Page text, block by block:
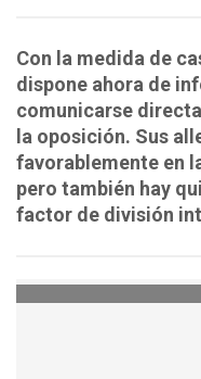
Con la medida de
dispone ahora de
comunicarse
la oposición. Sus
favorablemente en
pero también hay
factor de división